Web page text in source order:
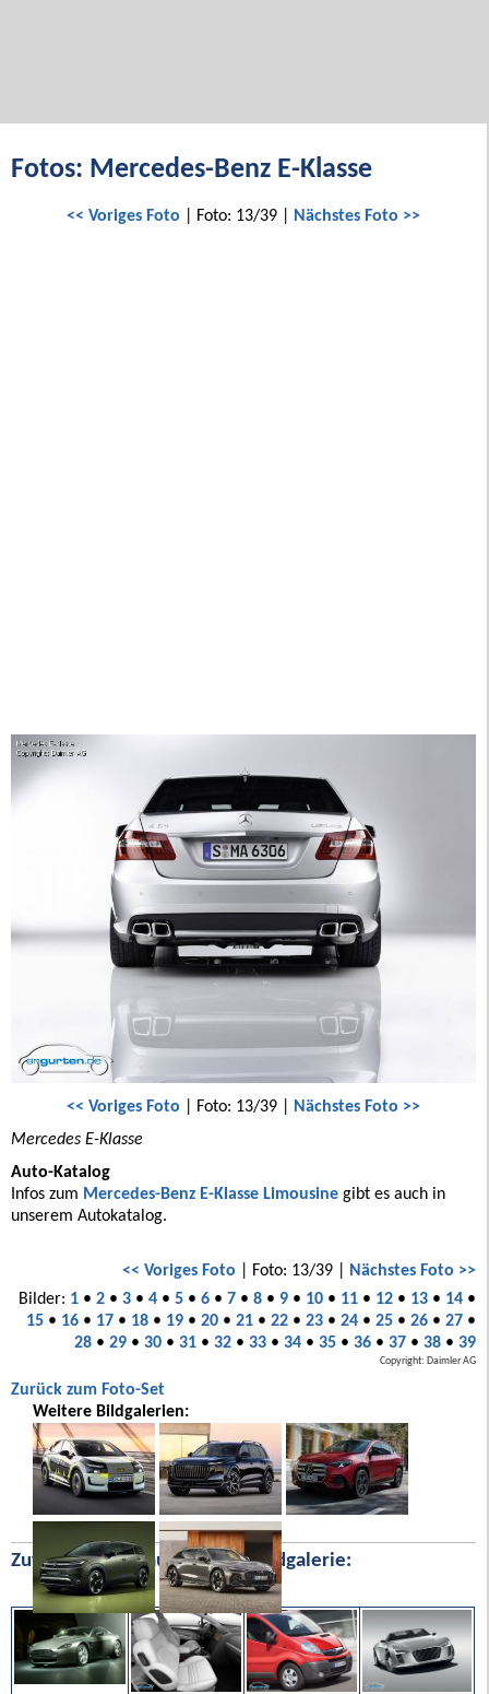
Fotos: Mercedes-Benz E-Klasse
<< Voriges Foto | Foto: 13/39 | Nächstes Foto >>
<< Voriges Foto | Foto: 13/39 | Nächstes Foto >>
Mercedes E-Klasse
Auto-Katalog
Infos zum Mercedes-Benz E-Klasse Limousine gibt es auch in
unserem Autokatalog.
<< Voriges Foto | Foto: 13/39 | Nächstes Foto >>
Bilder: 1• 2• 3• 4• 5• 6• 7• 8• 9• 10• 11• 12• 13• 14•
15• 16• 17• 18• 19• 20• 21• 22• 23• 24• 25• 26• 27•
28• 29• 30• 31• 32• 33• 34• 35• 36• 37• 38• 39
Copyright: Daimler AG
Zurück zum Foto-Set
Weitere Bildgalerien:
Zufällige Bilder aus unserer Bildgalerie: